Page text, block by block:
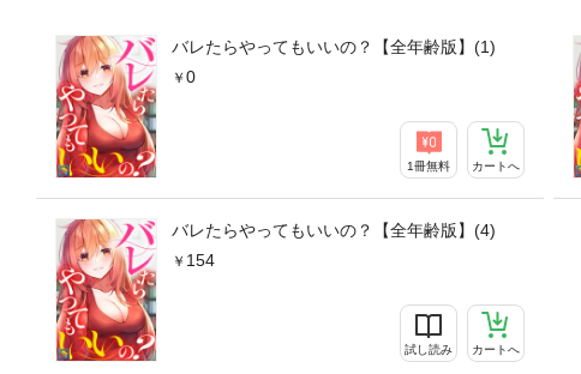
バレたらやってもいいの？【全年齢版】(1)
0
1冊無料 カートへ
バレたらやってもいいの？【全年齢版】(4)
154
試し読み カートへ